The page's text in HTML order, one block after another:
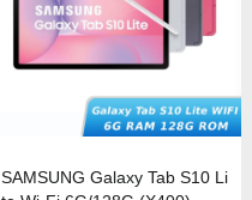
SAMSUNG Galaxy Tab S10 Li